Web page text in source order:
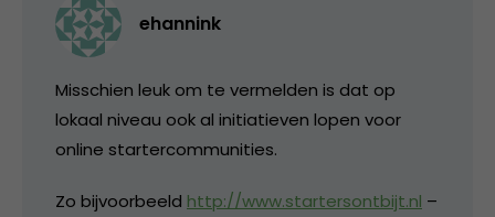
ehannink
Misschien leuk om te vermelden is dat op
lokaal niveau ook al initiatieven lopen voor
online startercommunities.
Zo bijvoorbeeld http://www.startersontbijt.nl –